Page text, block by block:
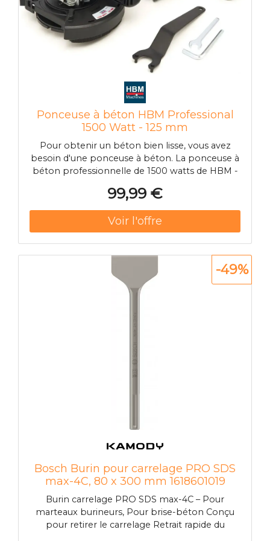
Ponceuse à béton HBM Professional
1500 Watt - 125 mm
Pour obtenir un béton bien lisse, vous avez
besoin d'une ponceuse à béton. La ponceuse à
béton professionnelle de 1500 watts de HBM -
Cette ponceuse à béton convient parfaitement
au béton, au carrelage et à la pierre et se prête
à un ponçage propre, sans poussière et facile, à
vitesse constante. La grande poignée, solide et
confortable, vous permet de travailler avec
précision. La machine est livrée avec un étui de
rangement, qui vous permet de la garder
propre et sûre à tout moment. Cela vous
permet de ranger rapidement la ponceuse à
n'importe quel chantier.
99,99 €
Bosch Burin pour carrelage PRO SDS
max-4C, 80 x 300 mm 1618601019
Burin carrelage PRO SDS max-4C – Pour
marteaux burineurs, Pour brise-béton Conçu
pour retirer le carrelage Retrait rapide du
-49%